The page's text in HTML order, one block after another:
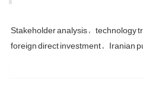
Stakeholder analysis technology
foreign direct investment Iranian